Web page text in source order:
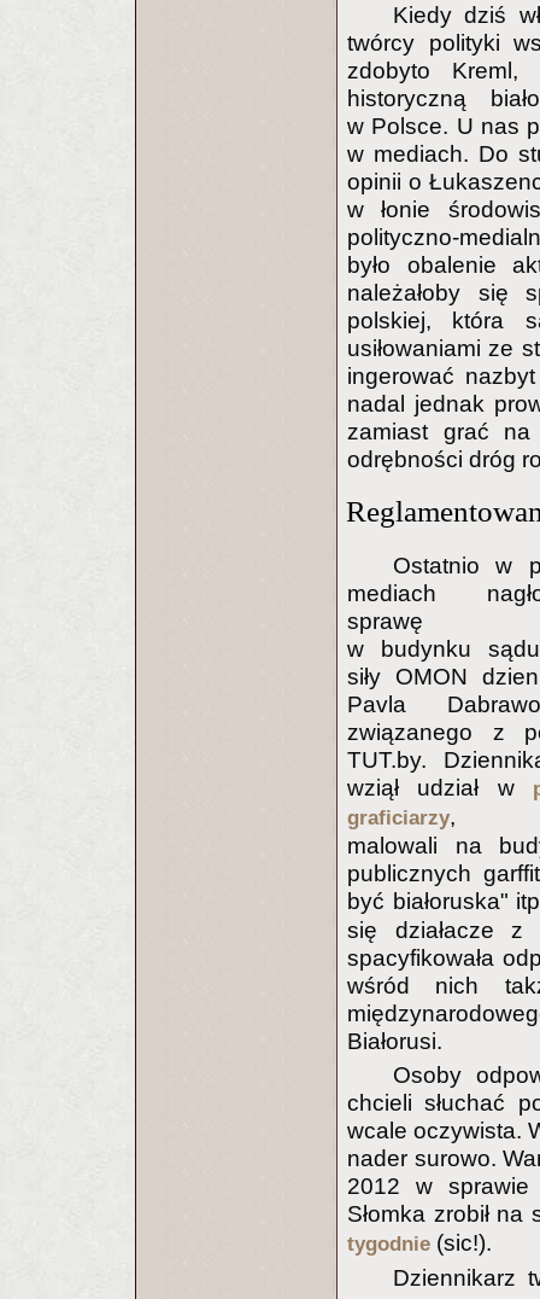
Kiedy dziś
twórcy polityki
zdobyto
historyczną
w Polsce. U nas
w mediach. Do
opinii o
w łonie
polityczno-
było obalenie
należałoby się
polskiej, która
usiłowaniami ze
ingerować
nadal jednak
zamiast grać
odrębności dróg
Ostatnio w
mediach
sprawę
w budynku
siły OMON
Pavla
związanego z
TUT.by.
wziął udział w
graficiarzy,
malowali na
publicznych
być białoruska"
się działacze z
spacyfikowała
wśród nich
Białorusi.
Osoby
chcieli słuchać
wcale oczywista.
nader surowo.
2012 w sprawie
Słomka zrobił
tygodnie (sic!).
Dziennikarz